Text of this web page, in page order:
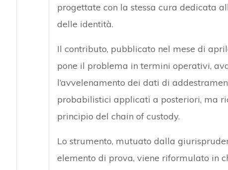
progettate con la stessa cura dedicata
delle identità.
Il contributo, pubblicato nel mese di
pone il problema in termini operativi,
l’avvelenamento dei dati di
probabilistici applicati a posteriori, ma
principio del chain of custody.
Lo strumento, mutuato dalla
elemento di prova, viene riformulato in